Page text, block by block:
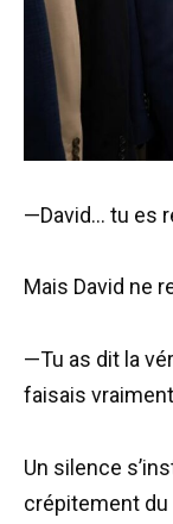
—David… tu es
Mais David ne
—Tu as dit la
faisais
Un silence
crépitement